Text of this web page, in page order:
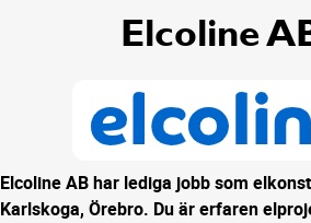
Elcoline
Elcoline AB har lediga jobb som
Karlskoga, Örebro. Du är erfaren